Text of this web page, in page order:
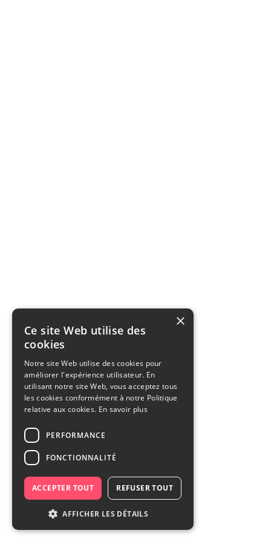
×
Ce site Web utilise des
cookies
Notre site Web utilise des cookies pour
améliorer l'expérience utilisateur. En
utilisant notre site Web, vous acceptez tous
les cookies conformément à notre Politique
relative aux cookies. En savoir plus
PERFORMANCE
FONCTIONNALITÉ
ACCEPTER TOUT REFUSER TOUT
AFFICHER LES DÉTAILS